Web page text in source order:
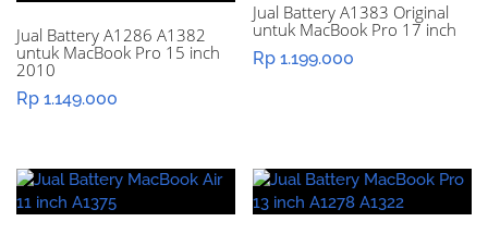
Jual Battery A1286 A1382
untuk MacBook Pro 15 inch
2010
Rp 1.149.000
Jual Battery A1383 Original
untuk MacBook Pro 17 inch
Rp 1.199.000